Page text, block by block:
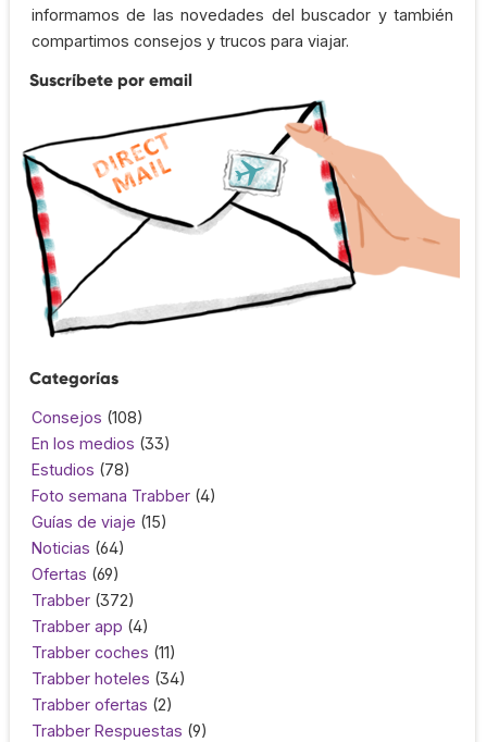
informamos de las novedades del buscador y también
compartimos consejos y trucos para viajar.
Suscríbete por email
Categorías
Consejos (108)
En los medios (33)
Estudios (78)
Foto semana Trabber (4)
Guías de viaje (15)
Noticias (64)
Ofertas (69)
Trabber (372)
Trabber app (4)
Trabber coches (11)
Trabber hoteles (34)
Trabber ofertas (2)
Trabber Respuestas (9)